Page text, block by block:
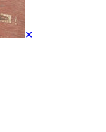
✕